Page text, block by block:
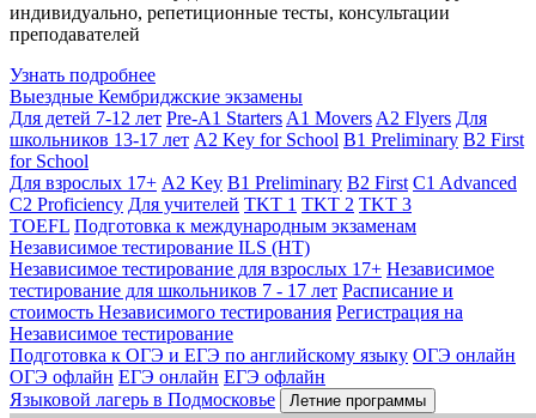
индивидуально, репетиционные тесты, консультации
преподавателей
Узнать подробнее
Выездные Кембриджские экзамены
Для детей 7-12 лет Pre-A1 Starters A1 Movers A2 Flyers Для
школьников 13-17 лет A2 Key for School B1 Preliminary B2 First
for School
Для взрослых 17+ A2 Key B1 Preliminary B2 First C1 Advanced
C2 Proficiency Для учителей TKT 1 TKT 2 TKT 3
TOEFL Подготовка к международным экзаменам
Независимое тестирование ILS (НТ)
Независимое тестирование для взрослых 17+ Независимое
тестирование для школьников 7 - 17 лет Расписание и
стоимость Независимого тестирования Регистрация на
Независимое тестирование
Подготовка к ОГЭ и ЕГЭ по английскому языку ОГЭ онлайн
ОГЭ офлайн ЕГЭ онлайн ЕГЭ офлайн
Языковой лагерь в Подмосковье
Летние программы